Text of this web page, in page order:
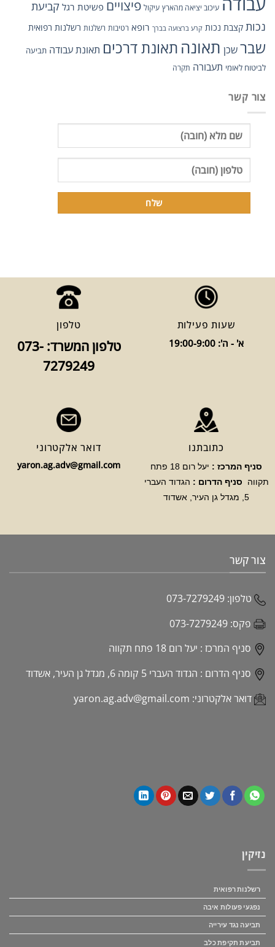
עיכוב יציאה מהארץ עיקול פיצויים פשיטת רגל קביעת
נכות קצבת נכות קרע ברצועה בברך רופא רטיבות רשלנות רשלנות רפואית
שברשכן תאונה תאונת דרכים תאונת עבודה תביעה
לביטוח לאומי תעבורה תקרה
צור קשר
שעות פעילות
א' - ה': 19:00-9:00
טלפון
טלפון המשרד: 073-
7279249
כתובתנו
סניף המרכז :
יעל רום 18 פתח
תקווה
סניף הדרום : הגדוד העברי
5, מגדל גן העיר, אשדוד
דואר אלקטרוני
yaron.ag.adv@gmail.com
צור קשר
טלפון: 073-7279249
פקס: 073-7279249
סניף המרכז : יעל רום 18 פתח תקווה
סניף הדרום : הגדוד העברי 5 קומה 6, מגדל גן העיר, אשדוד
דואר אלקטרוני: yaron.ag.adv@gmail.com
נזיקין
רשלנות רפואית
נפגעי פעולות איבה
תביעה נגד עירייה
תביעת תקיפת כלב